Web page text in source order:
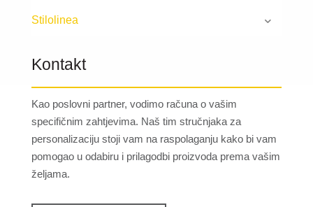
Stilolinea
Kontakt
Kao poslovni partner, vodimo računa o vašim
specifičnim zahtjevima. Naš tim stručnjaka za
personalizaciju stoji vam na raspolaganju kako bi vam
pomogao u odabiru i prilagodbi proizvoda prema vašim
željama.